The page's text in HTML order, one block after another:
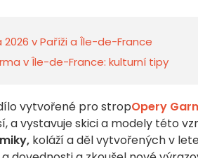
v Paříži a Île-de-France
v Île-de-France: kulturní tipy
vytvořené pro stropOpery
a vystavuje skici a modely této
koláží a děl vytvořených v